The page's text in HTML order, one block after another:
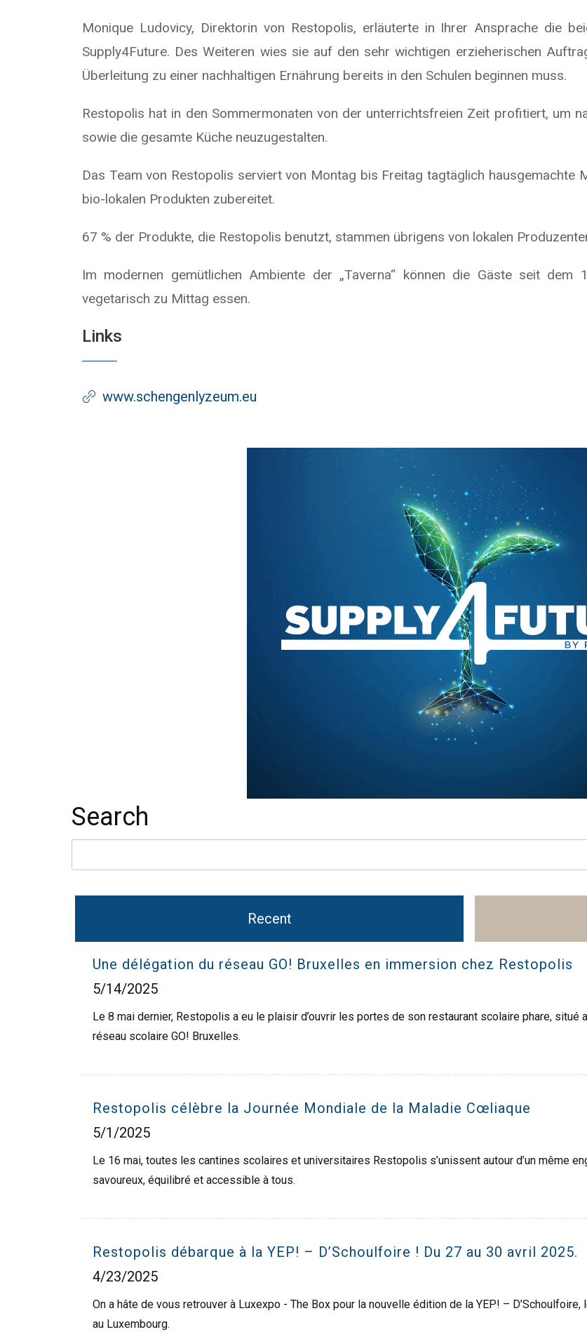
Monique Ludovicy, Direktorin von Restopolis, erläuterte in Ihrer Ansprache die
Supply4Future. Des Weiteren wies sie auf den sehr wichtigen erzieherischen
Überleitung zu einer nachhaltigen Ernährung bereits in den Schulen beginnen muss.
Restopolis hat in den Sommermonaten von der unterrichtsfreien Zeit profitiert, um
sowie die gesamte Küche neuzugestalten.
Das Team von Restopolis serviert von Montag bis Freitag tagtäglich hausgemachte
bio-lokalen Produkten zubereitet.
67 % der Produkte, die Restopolis benutzt, stammen übrigens von lokalen
Im modernen gemütlichen Ambiente der „Taverna“ können die Gäste seit dem
vegetarisch zu Mittag essen.
Links
www.schengenlyzeum.eu
Search
Recent
Une délégation du réseau GO! Bruxelles en immersion chez Restopolis
5/14/2025
Le 8 mai dernier, Restopolis a eu le plaisir d’ouvrir les portes de son restaurant scolaire phare, situé
réseau scolaire GO! Bruxelles.
Restopolis célèbre la Journée Mondiale de la Maladie Cœliaque
5/1/2025
Le 16 mai, toutes les cantines scolaires et universitaires Restopolis s’unissent autour d’un même
savoureux, équilibré et accessible à tous.
Restopolis débarque à la YEP! – D’Schoulfoire ! Du 27 au 30 avril 2025.
4/23/2025
On a hâte de vous retrouver à Luxexpo - The Box pour la nouvelle édition de la YEP! –
au Luxembourg.